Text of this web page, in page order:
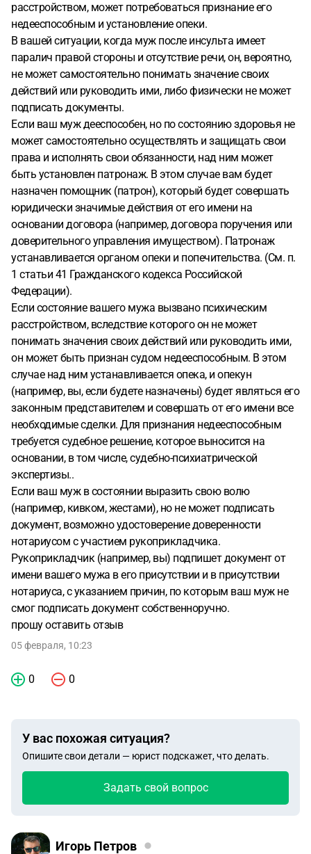
расстройством, может потребоваться признание его
недееспособным и установление опеки.
В вашей ситуации, когда муж после инсульта имеет
паралич правой стороны и отсутствие речи, он, вероятно,
не может самостоятельно понимать значение своих
действий или руководить ими, либо физически не может
подписать документы.
Если ваш муж дееспособен, но по состоянию здоровья не
может самостоятельно осуществлять и защищать свои
права и исполнять свои обязанности, над ним может
быть установлен патронаж. В этом случае вам будет
назначен помощник (патрон), который будет совершать
юридически значимые действия от его имени на
основании договора (например, договора поручения или
доверительного управления имуществом). Патронаж
устанавливается органом опеки и попечительства. (См. п.
1 статьи 41 Гражданского кодекса Российской
Федерации).
Если состояние вашего мужа вызвано психическим
расстройством, вследствие которого он не может
понимать значения своих действий или руководить ими,
он может быть признан судом недееспособным. В этом
случае над ним устанавливается опека, и опекун
(например, вы, если будете назначены) будет являться его
законным представителем и совершать от его имени все
необходимые сделки. Для признания недееспособным
требуется судебное решение, которое выносится на
основании, в том числе, судебно-психиатрической
экспертизы..
Если ваш муж в состоянии выразить свою волю
(например, кивком, жестами), но не может подписать
документ, возможно удостоверение доверенности
нотариусом с участием рукоприкладчика.
Рукоприкладчик (например, вы) подпишет документ от
имени вашего мужа в его присутствии и в присутствии
нотариуса, с указанием причин, по которым ваш муж не
смог подписать документ собственноручно.
прошу оставить отзыв
05 февраля, 10:23
0 0
У вас похожая ситуация?
Опишите свои детали — юрист подскажет, что делать.
Задать свой вопрос
Игорь Петров